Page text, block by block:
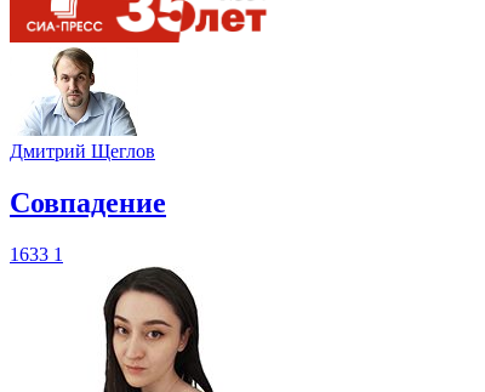
Дмитрий Щеглов
​Совпадение
1633 1